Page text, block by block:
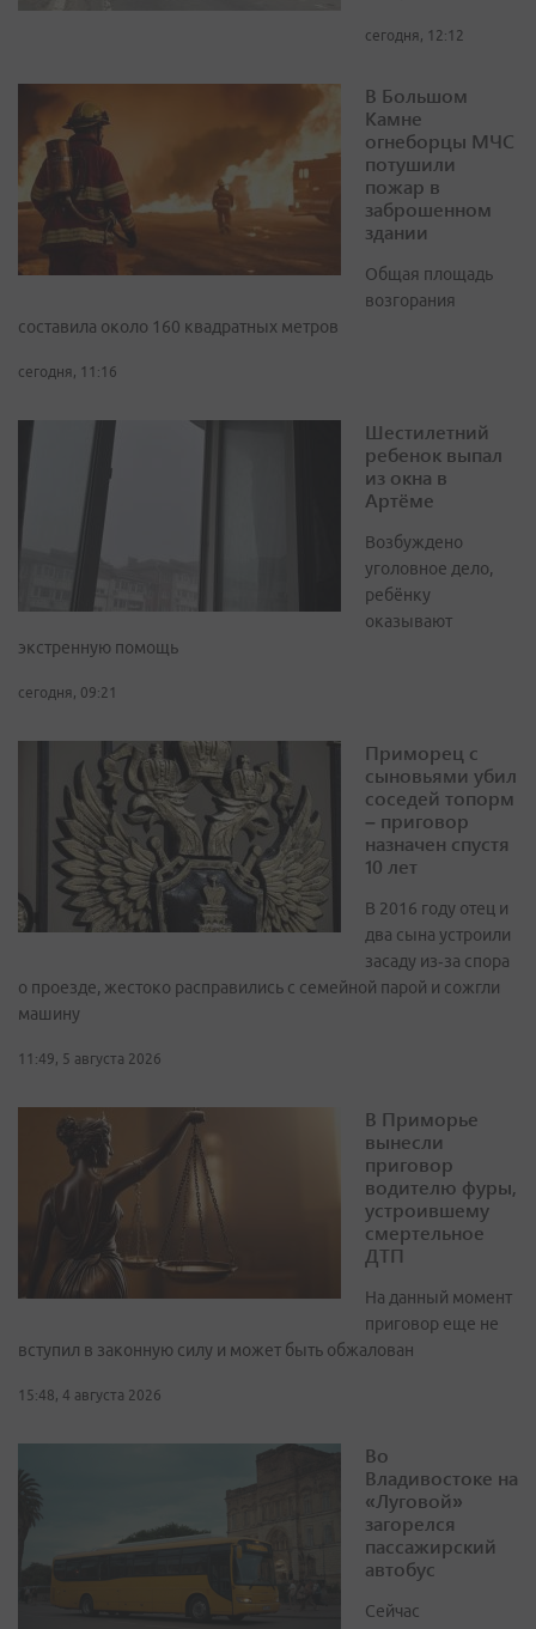
сегодня, 12:12
В Большом
Камне
огнеборцы МЧС
потушили
пожар в
заброшенном
здании
Общая площадь
возгорания
составила около 160 квадратных метров
сегодня, 11:16
Шестилетний
ребенок выпал
из окна в
Артёме
Возбуждено
уголовное дело,
ребёнку
оказывают
экстренную помощь
сегодня, 09:21
Приморец с
сыновьями убил
соседей топорм
– приговор
назначен спустя
10 лет
В 2016 году отец и
два сына устроили
засаду из‑за спора
о проезде, жестоко расправились с семейной парой и сожгли
машину
11:49, 5 августа 2026
В Приморье
вынесли
приговор
водителю фуры,
устроившему
смертельное
ДТП
На данный момент
приговор еще не
вступил в законную силу и может быть обжалован
15:48, 4 августа 2026
Во
Владивостоке на
«Луговой»
загорелся
пассажирский
автобус
Сейчас